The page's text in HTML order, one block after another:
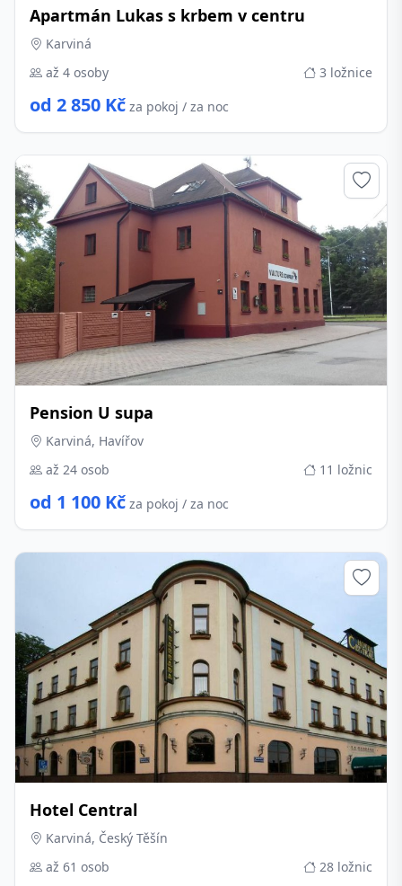
Apartmán Lukas s krbem v centru
Karviná
až 4 osoby
3 ložnice
od 2 850 Kč za pokoj / za noc
Pension U supa
Karviná, Havířov
až 24 osob
11 ložnic
od 1 100 Kč za pokoj / za noc
Hotel Central
Karviná, Český Těšín
až 61 osob
28 ložnic